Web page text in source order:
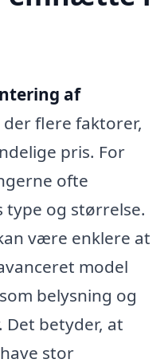
af
der flere faktorer,
pris. For
ofte
og størrelse.
være enklere at
model
belysning og
Det betyder, at
stor